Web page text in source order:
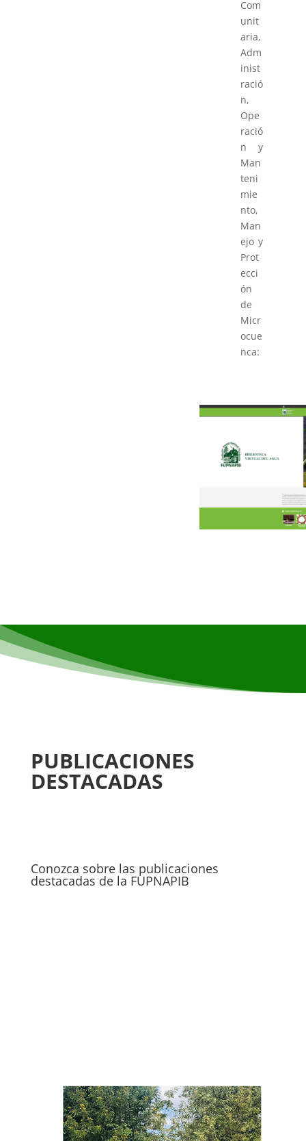
Com
unit
aria,
Adm
inist
ració
n,
Ope
ració
n y
Man
teni
mie
nto,
Man
ejo y
Prot
ecci
ón
de
Micr
ocue
nca:
PUBLICACIONES
DESTACADAS
Conozca sobre las publicaciones
destacadas de la FUPNAPIB